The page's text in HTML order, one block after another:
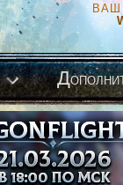
ВАШ
Д